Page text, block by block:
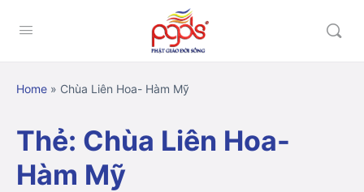
Home » Chùa Liên Hoa- Hàm Mỹ
Thẻ: Chùa Liên Hoa-
Hàm Mỹ